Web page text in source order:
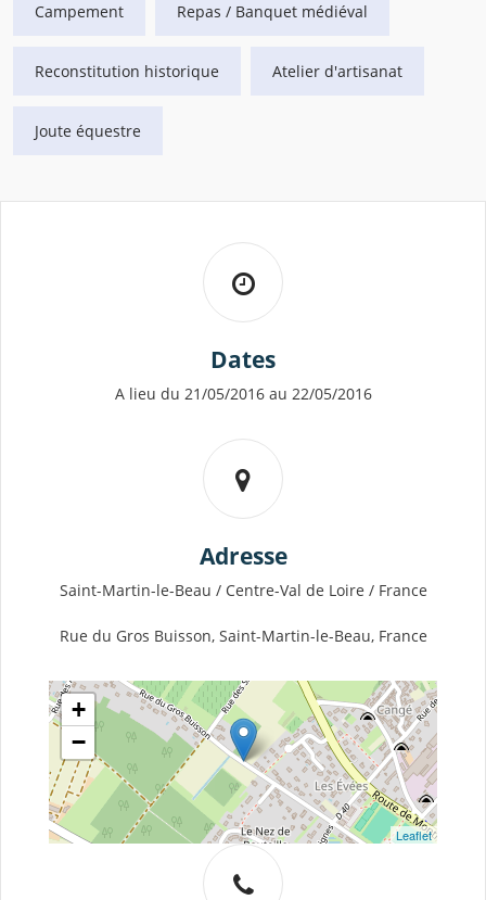
Campement Repas / Banquet médiéval
Reconstitution historique Atelier d'artisanat
Joute équestre
Dates
A lieu du 21/05/2016 au 22/05/2016
Adresse
Saint-Martin-le-Beau / Centre-Val de Loire / France
Rue du Gros Buisson, Saint-Martin-le-Beau, France
+
−
Leaflet